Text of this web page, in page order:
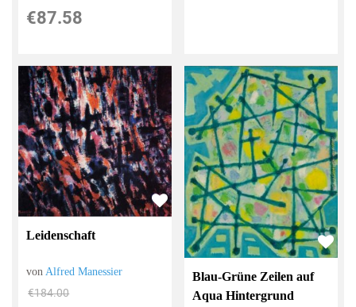
€87.58
Leidenschaft
vonAlfred Manessier
€184.00
Blau-Grüne Zeilen auf
Aqua Hintergrund